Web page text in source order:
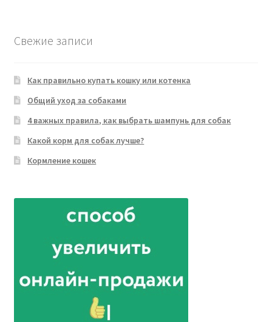
Свежие записи
Как правильно купать кошку или котенка
Общий уход за собаками
4 важных правила, как выбрать шампунь для собак
Какой корм для собак лучше?
Кормление кошек